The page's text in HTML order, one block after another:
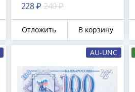
228 ₽ 240 ₽
Отложить В корзину
AU-UNC